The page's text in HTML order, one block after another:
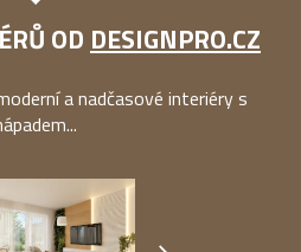
OD DESIGNPRO.CZ
a nadčasové interiéry s